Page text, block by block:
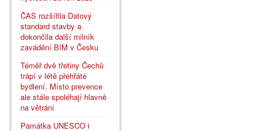
ČAS rozšířila Datový
standard stavby a
dokončila další milník
zavádění BIM v Česku
Téměř dvě třetiny Čechů
trápí v létě přehřáté
bydlení. Místo prevence
ale stále spoléhají hlavně
na větrání
Památka UNESCO i